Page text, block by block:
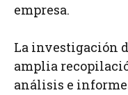
empresa.
La investigación
amplia
análisis e